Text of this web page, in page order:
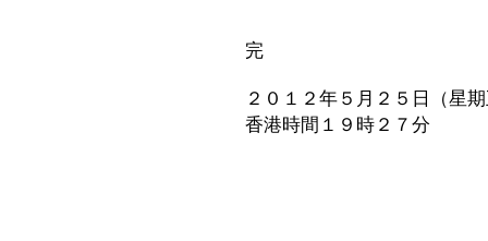
完
２０１２年５月２５日（星
香港時間１９時２７分